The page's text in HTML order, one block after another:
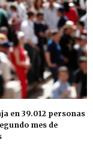
en 39.012 personas
mes de